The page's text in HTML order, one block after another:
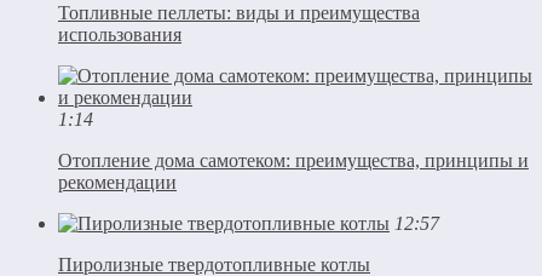
Топливные пеллеты: виды и преимущества
использования
1:14
Отопление дома самотеком: преимущества, принципы и
рекомендации
12:57
Пиролизные твердотопливные котлы